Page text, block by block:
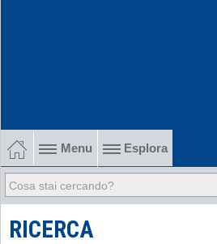
Menu Esplora
1902-1915 Gli esordi
1915-1945 Tra le due guerre
RICERCA